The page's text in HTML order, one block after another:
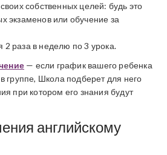
собственных целей: будь это
экзаменов или обучение за
2 раза в неделю по 3 урока.
— если график вашего ребенка
группе, Школа подберет для него
при котором его знания будут
английскому